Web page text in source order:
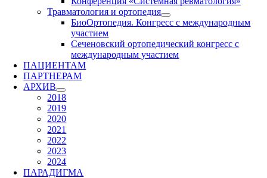
Травматология и ортопедия
БиоОртопедия. Конгресс с международным
участием
Сеченовский ортопедический конгресс с
международным участием
ПАЦИЕНТАМ
ПАРТНЕРАМ
АРХИВ
2018
2019
2020
2021
2022
2023
2024
ПАРАДИГМА